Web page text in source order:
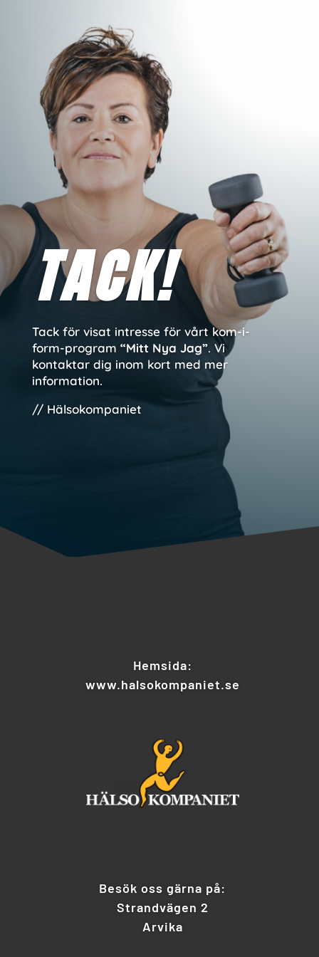
TACK!
Tack för visat intresse för vårt kom-i-
form-program “Mitt Nya Jag”. Vi
kontaktar dig inom kort med mer
information.
// Hälsokompaniet
Hemsida:
www.halsokompaniet.se
Besök oss gärna på:
Strandvägen 2
Arvika